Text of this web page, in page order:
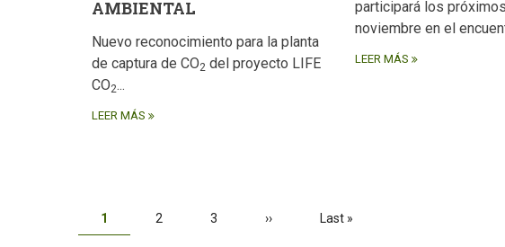
AMBIENTAL
Nuevo reconocimiento para la planta
de captura de CO2 del proyecto LIFE
CO2...
LEER MÁS
participará los
noviembre en el
LEER MÁS
Paginación
Página
actual
1 Página
2 Página
3
Siguiente
››
Última
Last »